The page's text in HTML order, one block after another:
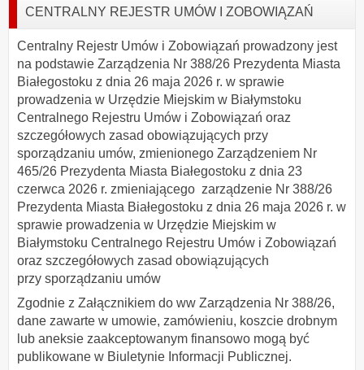
CENTRALNY REJESTR UMÓW I ZOBOWIĄZAŃ
Centralny Rejestr Umów i Zobowiązań prowadzony jest
na podstawie Zarządzenia Nr 388/26 Prezydenta Miasta
Białegostoku z dnia 26 maja 2026 r. w sprawie
prowadzenia w Urzędzie Miejskim w Białymstoku
Centralnego Rejestru Umów i Zobowiązań oraz
szczegółowych zasad obowiązujących przy
sporządzaniu umów, zmienionego Zarządzeniem Nr
465/26 Prezydenta Miasta Białegostoku z dnia 23
czerwca 2026 r. zmieniającego zarządzenie Nr 388/26
Prezydenta Miasta Białegostoku z dnia 26 maja 2026 r. w
sprawie prowadzenia w Urzędzie Miejskim w
Białymstoku Centralnego Rejestru Umów i Zobowiązań
oraz szczegółowych zasad obowiązujących
przy sporządzaniu umów
Zgodnie z Załącznikiem do ww Zarządzenia Nr 388/26,
dane zawarte w umowie, zamówieniu, koszcie drobnym
lub aneksie zaakceptowanym finansowo mogą być
publikowane w Biuletynie Informacji Publicznej.